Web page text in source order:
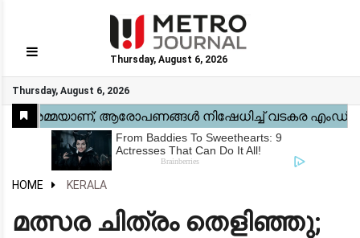
Thursday, August 6, 2026
Thursday, August 6, 2026
GO
Home
Kerala
National
Gulf
World
Sports
Movies
Health
Automobile
Travel
Education
Novel
Business
Technology
Webstory
HOME KERALA
മത്സര ചിത്രം തെളിഞ്ഞു;